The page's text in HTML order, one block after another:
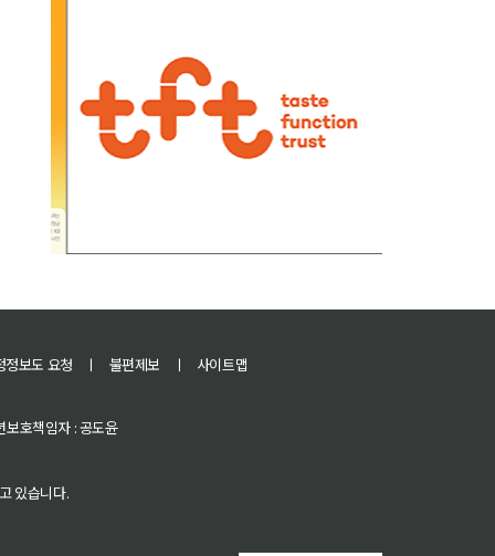
정보도 요청 ㅣ 불편제보 ㅣ
사이트맵
보호책임자 : 공도윤
있습니다.